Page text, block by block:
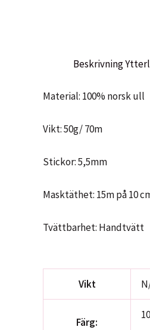
Beskrivning
Material: 100% norsk ull
Vikt: 50g/ 70m
Stickor: 5,5mm
Masktäthet: 15m på 10
Tvättbarhet: Handtvätt
Vikt
Färg: